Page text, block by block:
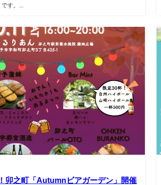
す。...
卯之町「Autumnビアガーデン」開催